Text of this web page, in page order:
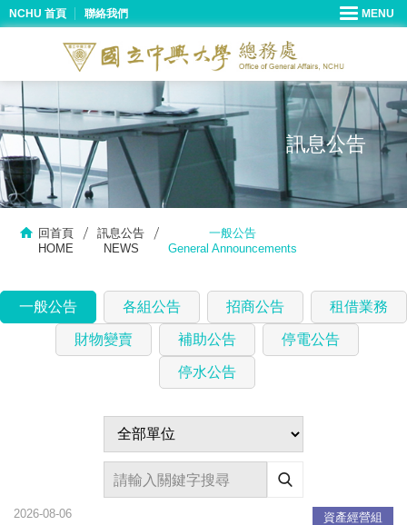
NCHU 首頁 聯絡我們
訊息公告
回首頁
HOME
訊息公告
NEWS
一般公告
General Announcements
一般公告 各組公告 招商公告 租借業務
財物變賣 補助公告 停電公告
停水公告
資產經營組
2026-08-06